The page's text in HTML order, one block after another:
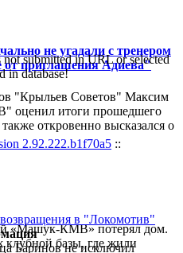
не угадали с тренером
от приглашения Адиева"
"Крыльев Советов" Максим
оценил итоги прошедшего
откровенно высказался о
«Машук-КМВ» потерял дом.
базы, где жили
submitted in URL or selected
in database!
2.92.222.b1f70a5 ::
Баринов не исключил